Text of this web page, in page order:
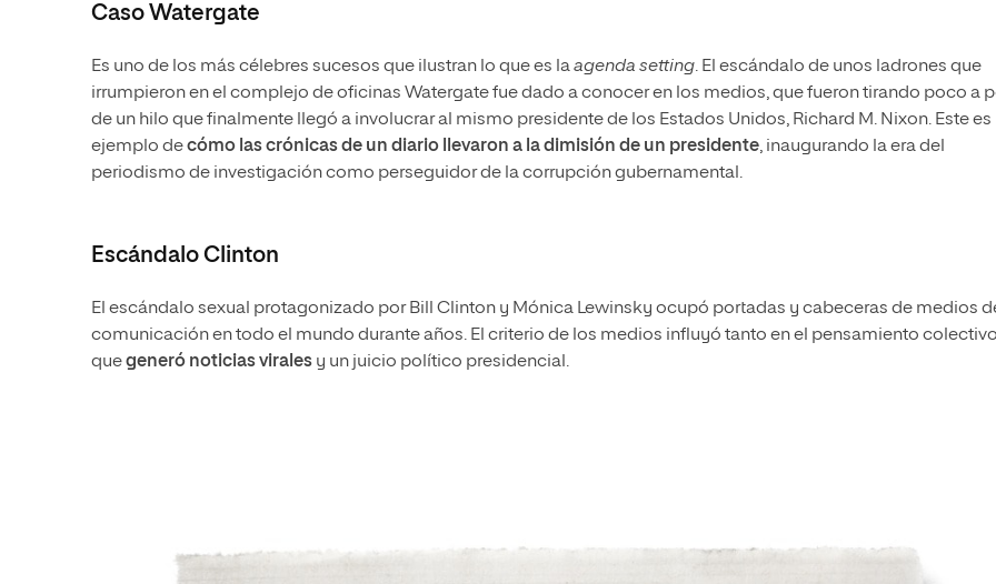
Caso Watergate
Es uno de los más célebres sucesos que ilustran lo que es laagenda setting. El escándalo de unos ladrones que
irrumpieron en el complejo de oficinas Watergate fue dado a conocer en los medios, que fueron tirando poco a
de un hilo que finalmente llegó a involucrar al mismo presidente de los Estados Unidos, Richard M. Nixon. Este es
ejemplo decómo las crónicas de un diario llevaron a la dimisión de un presidente, inaugurando la era del
periodismo de investigación como perseguidor de la corrupción gubernamental.
Escándalo Clinton
El escándalo sexual protagonizado por Bill Clinton y Mónica Lewinsky ocupó portadas y cabeceras de medios
comunicación en todo el mundo durante años. El criterio de los medios influyó tanto en el pensamiento
quegeneró noticias virales y un juicio político presidencial.